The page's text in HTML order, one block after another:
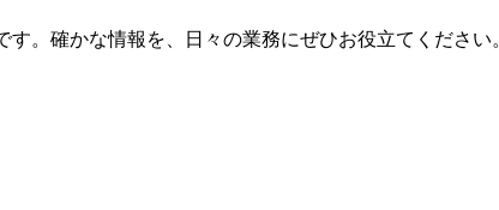
す。確かな情報を、日々の業務にぜひお役立てください。